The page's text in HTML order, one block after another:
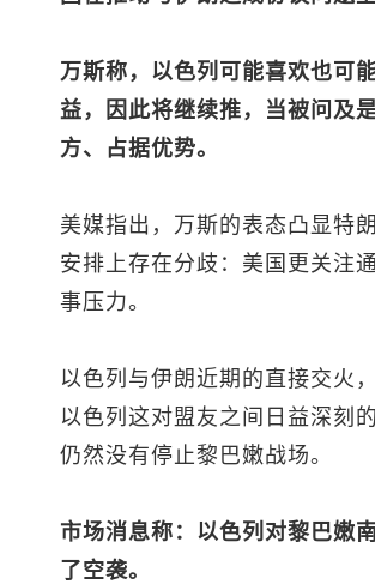
万斯称，以色列可能喜欢也可
益，因此将继续推，当被问及
方、占据优势。
美媒指出，万斯的表态凸显特
安排上存在分歧：美国更关注
事压力。
以色列与伊朗近期的直接交火
以色列这对盟友之间日益深刻
仍然没有停止黎巴嫩战场。
市场消息称：以色列对黎巴嫩
了空袭。